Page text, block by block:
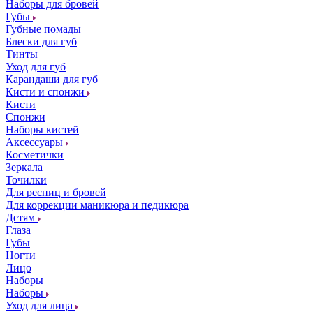
Наборы для бровей
Губы
Губные помады
Блески для губ
Тинты
Уход для губ
Карандаши для губ
Кисти и спонжи
Кисти
Спонжи
Наборы кистей
Аксессуары
Косметички
Зеркала
Точилки
Для ресниц и бровей
Для коррекции маникюра и педикюра
Детям
Глаза
Губы
Ногти
Лицо
Наборы
Наборы
Уход для лица